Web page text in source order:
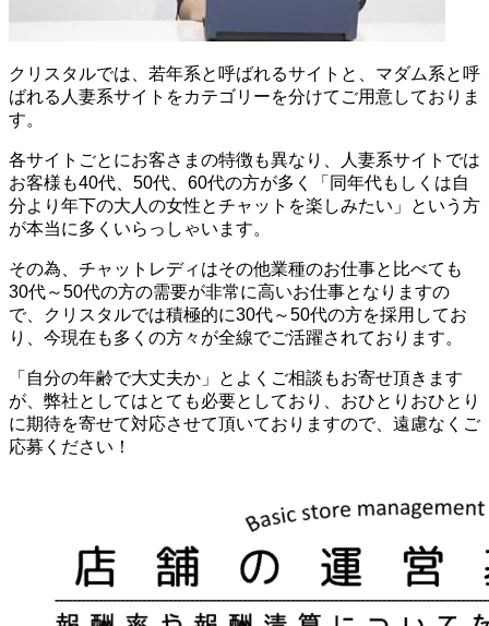
クリスタルでは、若年系と呼ばれるサイトと、マダム系と呼
ばれる人妻系サイトをカテゴリーを分けてご用意しておりま
す。
各サイトごとにお客さまの特徴も異なり、人妻系サイトでは
お客様も40代、50代、60代の方が多く「同年代もしくは自
分より年下の大人の女性とチャットを楽しみたい」という方
が本当に多くいらっしゃいます。
その為、チャットレディはその他業種のお仕事と比べても
30代～50代の方の需要が非常に高いお仕事となりますの
で、クリスタルでは積極的に30代～50代の方を採用してお
り、今現在も多くの方々が全線でご活躍されております。
「自分の年齢で大丈夫か」とよくご相談もお寄せ頂きます
が、弊社としてはとても必要としており、おひとりおひとり
に期待を寄せて対応させて頂いておりますので、遠慮なくご
応募ください！